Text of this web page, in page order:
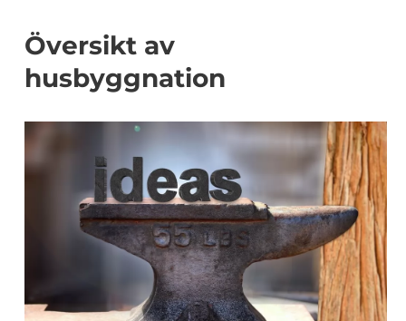
Översikt av
husbyggnation